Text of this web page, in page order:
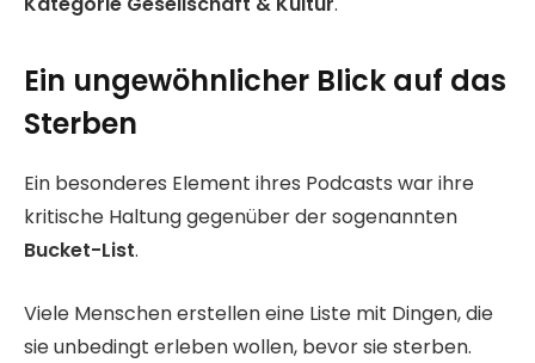
Ein ungewöhnlicher Blick auf das
Sterben
Ein besonderes Element ihres Podcasts war ihre
kritische Haltung gegenüber der sogenannten
Bucket-List.
Viele Menschen erstellen eine Liste mit Dingen, die
sie unbedingt erleben wollen, bevor sie sterben.